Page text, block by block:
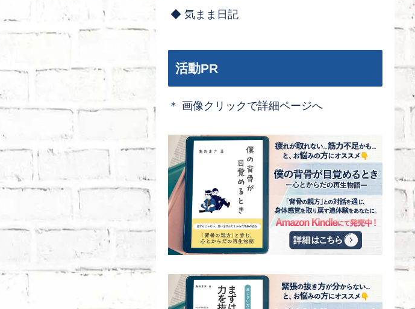
◆ 気まま日記
活動PR
＊ 画像クリックで詳細ページへ